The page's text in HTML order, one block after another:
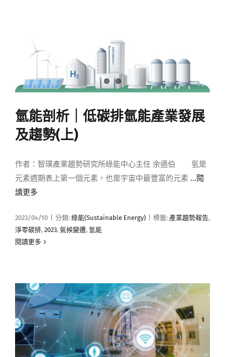
氫能剖析｜低碳排氫能產業發展
及趨勢(上)
作者：智璞產業趨勢研究所綠能中心主任 余適伯 氫是
元素週期表上第一個元素，也是宇宙中最豐富的元素 ...閱
讀更多
2023/04/10 分類: 綠能(Sustainable Energy) 標籤: 產業趨勢報告,
淨零碳排, 2023, 氣候變遷, 氫能
閱讀更多